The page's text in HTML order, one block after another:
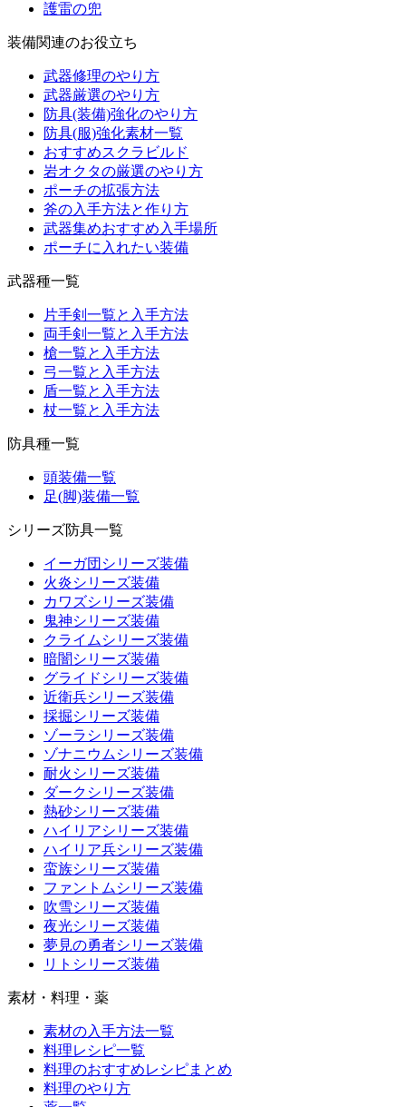
護雷の兜
装備関連のお役立ち
武器修理のやり方
武器厳選のやり方
防具(装備)強化のやり方
防具(服)強化素材一覧
おすすめスクラビルド
岩オクタの厳選のやり方
ポーチの拡張方法
斧の入手方法と作り方
武器集めおすすめ入手場所
ポーチに入れたい装備
武器種一覧
片手剣一覧と入手方法
両手剣一覧と入手方法
槍一覧と入手方法
弓一覧と入手方法
盾一覧と入手方法
杖一覧と入手方法
防具種一覧
頭装備一覧
足(脚)装備一覧
シリーズ防具一覧
イーガ団シリーズ装備
火炎シリーズ装備
カワズシリーズ装備
鬼神シリーズ装備
クライムシリーズ装備
暗闇シリーズ装備
グライドシリーズ装備
近衛兵シリーズ装備
採掘シリーズ装備
ゾーラシリーズ装備
ゾナニウムシリーズ装備
耐火シリーズ装備
ダークシリーズ装備
熱砂シリーズ装備
ハイリアシリーズ装備
ハイリア兵シリーズ装備
蛮族シリーズ装備
ファントムシリーズ装備
吹雪シリーズ装備
夜光シリーズ装備
夢見の勇者シリーズ装備
リトシリーズ装備
素材・料理・薬
素材の入手方法一覧
料理レシピ一覧
料理のおすすめレシピまとめ
料理のやり方